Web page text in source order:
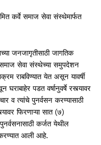
कर्वे समाज सेवा संस्थेमार्फत
जनजागृतीसाठी जागतिक
समाज सेवा संस्थेच्या समुपदेशन
राबविण्यात येत असून यावर्षी
पडत वर्षानुवर्षे रस्त्यावर
व त्यांचे पुनर्वसन करण्यासाठी
फिरणाऱ्या सात (७)
कर्जत येथील
करण्यात आली आहे.